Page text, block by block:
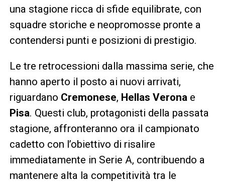
una stagione ricca di sfide equilibrate, con
squadre storiche e neopromosse pronte a
contendersi punti e posizioni di prestigio.
Le tre retrocessioni dalla massima serie, che
hanno aperto il posto ai nuovi arrivati,
riguardano Cremonese, Hellas Veronae
Pisa. Questi club, protagonisti della passata
stagione, affronteranno ora il campionato
cadetto con l’obiettivo di risalire
immediatamente in Serie A, contribuendo a
mantenere alta la competitività tra le